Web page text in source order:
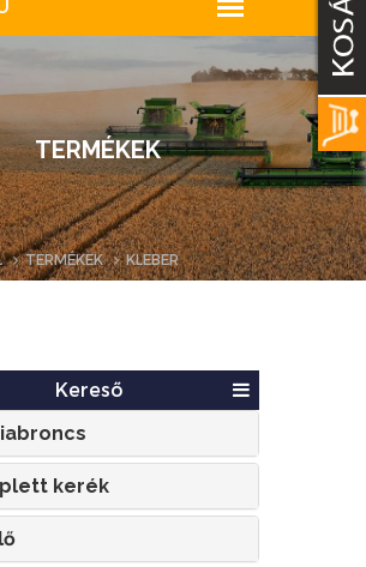
TERMÉKEK
TERMÉKEK KLEBER
Kereső
kerék